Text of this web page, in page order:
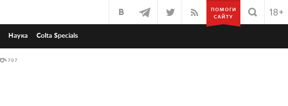
ПОМОГИ
САЙТУ
Наука Colta Specials
707